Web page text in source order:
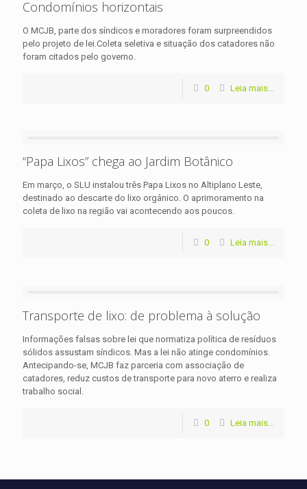
Condomínios horizontais
O MCJB, parte dos síndicos e moradores foram surpreendidos
pelo projeto de lei.Coleta seletiva e situação dos catadores não
foram citados pelo governo.
0 Leia mais...
“Papa Lixos” chega ao Jardim Botânico
Em março, o SLU instalou três Papa Lixos no Altiplano Leste,
destinado ao descarte do lixo orgânico. O aprimoramento na
coleta de lixo na região vai acontecendo aos poucos.
0 Leia mais...
Transporte de lixo: de problema à solução
Informações falsas sobre lei que normatiza política de resíduos
sólidos assustam síndicos. Mas a lei não atinge condomínios.
Antecipando-se, MCJB faz parceria com associação de
catadores, reduz custos de transporte para novo aterro e realiza
trabalho social.
0 Leia mais...